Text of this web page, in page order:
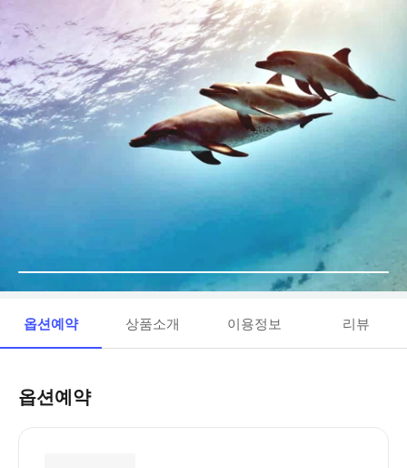
옵션예약 상품소개 이용정보 리뷰
옵션예약